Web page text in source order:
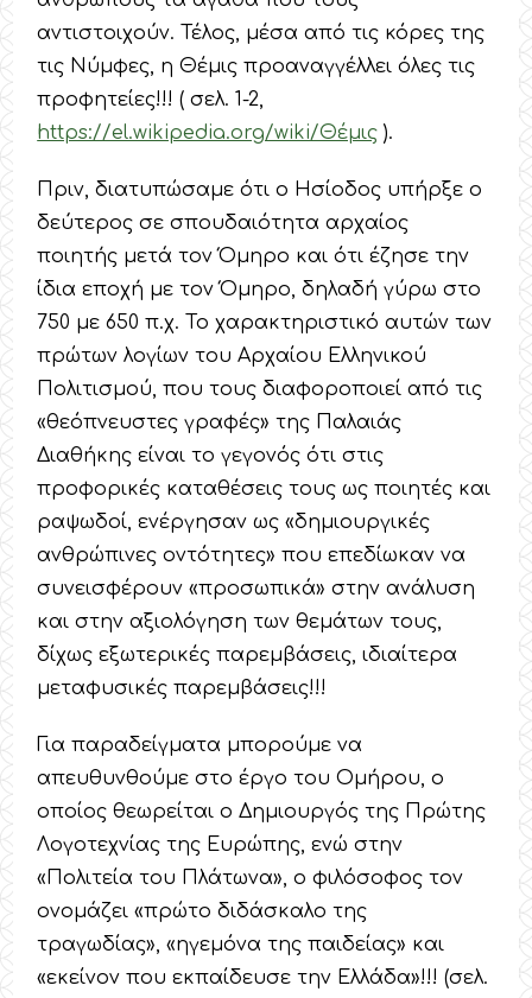
αντιστοιχούν. Τέλος, μέσα από τις κόρες της
τις Νύμφες, η Θέμις προαναγγέλλει όλες τις
προφητείες!!! ( σελ. 1-2,
https://el.wikipedia.org/wiki/Θέμις ).
Πριν, διατυπώσαμε ότι ο Ησίοδος υπήρξε ο
δεύτερος σε σπουδαιότητα αρχαίος
ποιητής μετά τον Όμηρο και ότι έζησε την
ίδια εποχή με τον Όμηρο, δηλαδή γύρω στο
750 με 650 π.χ. Το χαρακτηριστικό αυτών των
πρώτων λογίων του Αρχαίου Ελληνικού
Πολιτισμού, που τους διαφοροποιεί από τις
«θεόπνευστες γραφές» της Παλαιάς
Διαθήκης είναι το γεγονός ότι στις
προφορικές καταθέσεις τους ως ποιητές και
ραψωδοί, ενέργησαν ως «δημιουργικές
ανθρώπινες οντότητες» που επεδίωκαν να
συνεισφέρουν «προσωπικά» στην ανάλυση
και στην αξιολόγηση των θεμάτων τους,
δίχως εξωτερικές παρεμβάσεις, ιδιαίτερα
μεταφυσικές παρεμβάσεις!!!
Για παραδείγματα μπορούμε να
απευθυνθούμε στο έργο του Ομήρου, ο
οποίος θεωρείται ο Δημιουργός της Πρώτης
Λογοτεχνίας της Ευρώπης, ενώ στην
«Πολιτεία του Πλάτωνα», ο φιλόσοφος τον
ονομάζει «πρώτο διδάσκαλο της
τραγωδίας», «ηγεμόνα της παιδείας» και
«εκείνον που εκπαίδευσε την Ελλάδα»!!! (σελ.